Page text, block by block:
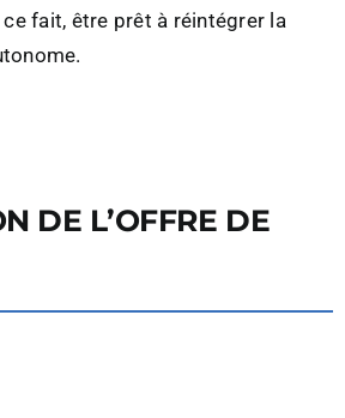
fait, être prêt à réintégrer la
DE L’OFFRE DE